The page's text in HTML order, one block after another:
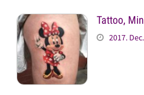
Tattoo,
2017.